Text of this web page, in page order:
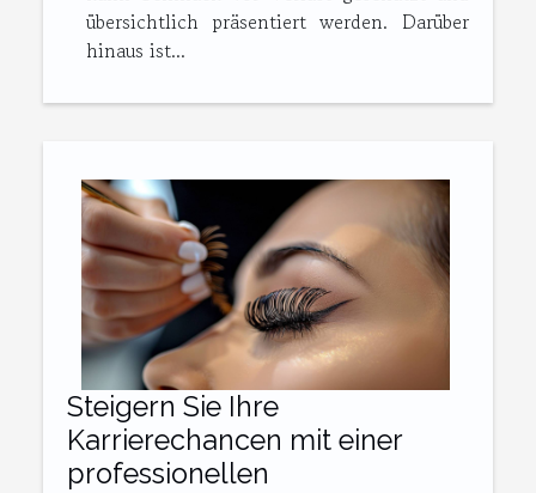
übersichtlich präsentiert werden. Darüber
hinaus ist...
Steigern Sie Ihre
Karrierechancen mit einer
professionellen